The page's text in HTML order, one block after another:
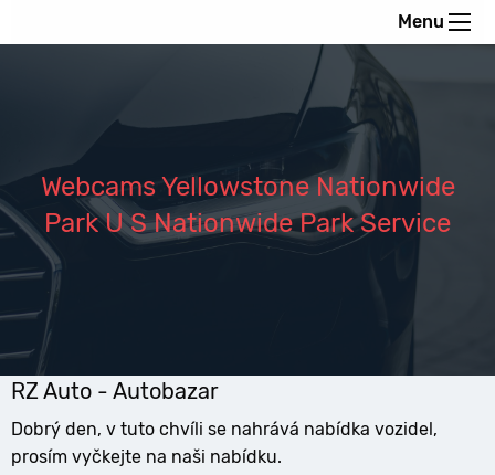
Menu
Webcams Yellowstone Nationwide
Park U S Nationwide Park Service
RZ Auto - Autobazar
Dobrý den, v tuto chvíli se nahrává nabídka vozidel,
prosím vyčkejte na naši nabídku.